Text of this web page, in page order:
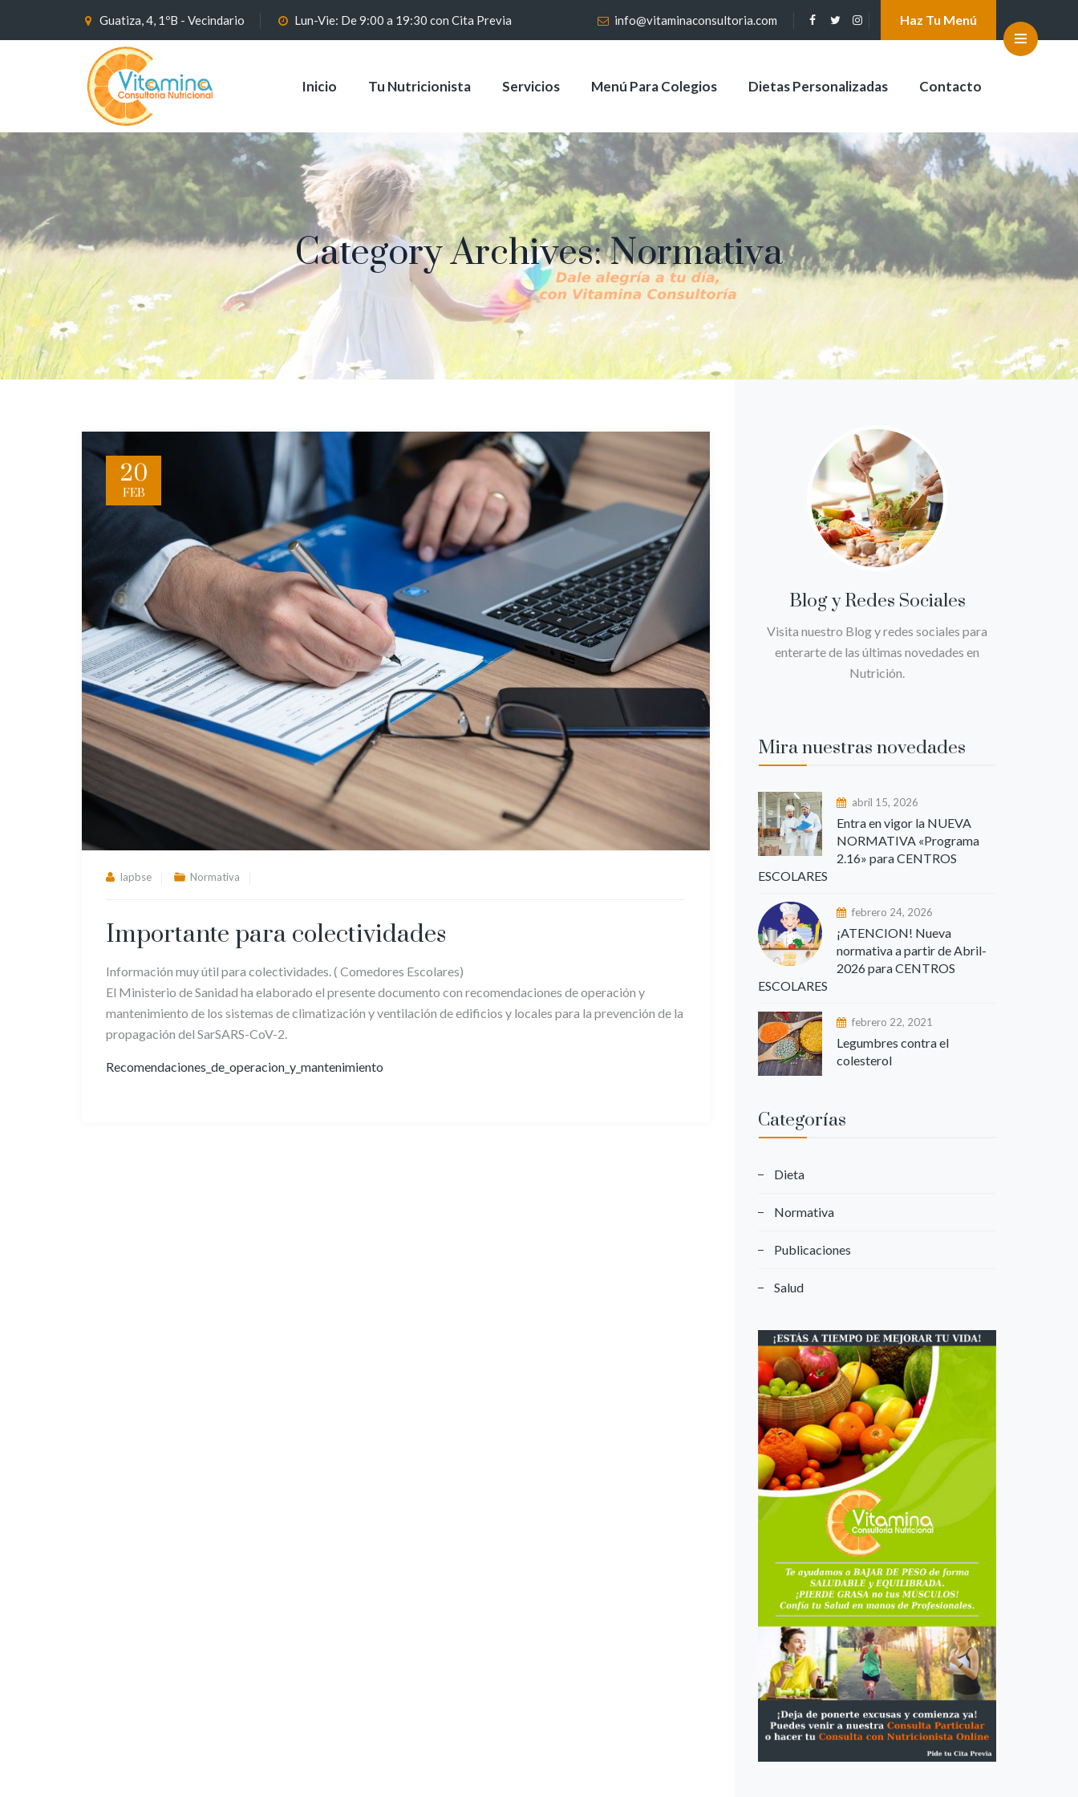
Guatiza, 4, 1ºB - Vecindario Lun-Vie: De 9:00 a 19:30 con Cita Previa info@vitaminaconsultoria.com Haz Tu Menú
Inicio Tu Nutricionista Servicios Menú Para Colegios Dietas Personalizadas Contacto
Category Archives:Normativa
20
FEB
lapbse Normativa
Importante para colectividades
Información muy útil para colectividades. ( Comedores Escolares)
El Ministerio de Sanidad ha elaborado el presente documento con recomendaciones de operación y
mantenimiento de los sistemas de climatización y ventilación de edificios y locales para la prevención de la
propagación del SarSARS-CoV-2.
Recomendaciones_de_operacion_y_mantenimiento
Blog y Redes Sociales
Visita nuestro Blog y redes sociales para
enterarte de las últimas novedades en
Nutrición.
Mira nuestras novedades
abril 15, 2026
Entra en vigor la NUEVA
NORMATIVA «Programa
2.16» para CENTROS
ESCOLARES
febrero 24, 2026
¡ATENCION! Nueva
normativa a partir de Abril-
2026 para CENTROS
ESCOLARES
febrero 22, 2021
Legumbres contra el
colesterol
Categorías
Dieta
Normativa
Publicaciones
Salud